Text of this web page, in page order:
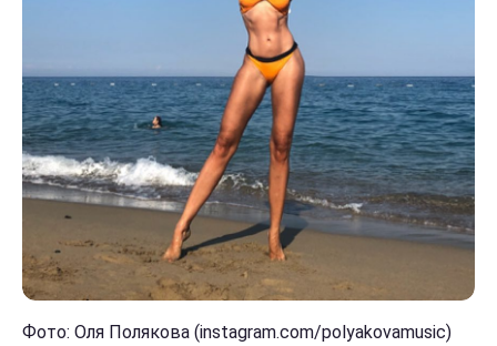
Фото: Оля Полякова (instagram.com/polyakovamusic)